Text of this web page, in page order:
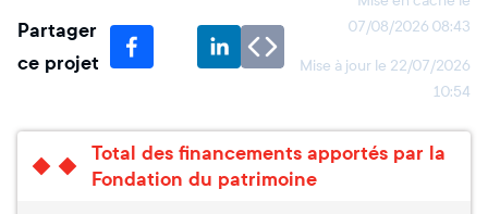
Partager
ce projet
07/08/2026 08:43
Mise à jour le 22/07/2026
10:54
Total des financements apportés par la
Fondation du patrimoine